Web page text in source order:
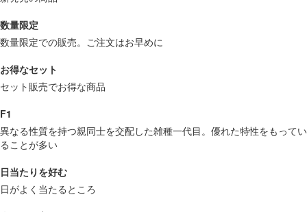
数量限定
数量限定での販売。ご注文はお早めに
お得なセット
セット販売でお得な商品
F1
異なる性質を持つ親同士を交配した雑種一代目。優れた特性をもってい
ることが多い
日当たりを好む
日がよく当たるところ